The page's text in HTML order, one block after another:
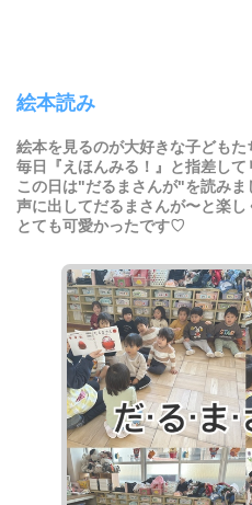
絵本読み
絵本を見るのが大好きな子どもた
毎日『えほんみる！』と指差して
この日は"だるまさんが"を読み
声に出してだるまさんが〜と楽
とても可愛かったです♡